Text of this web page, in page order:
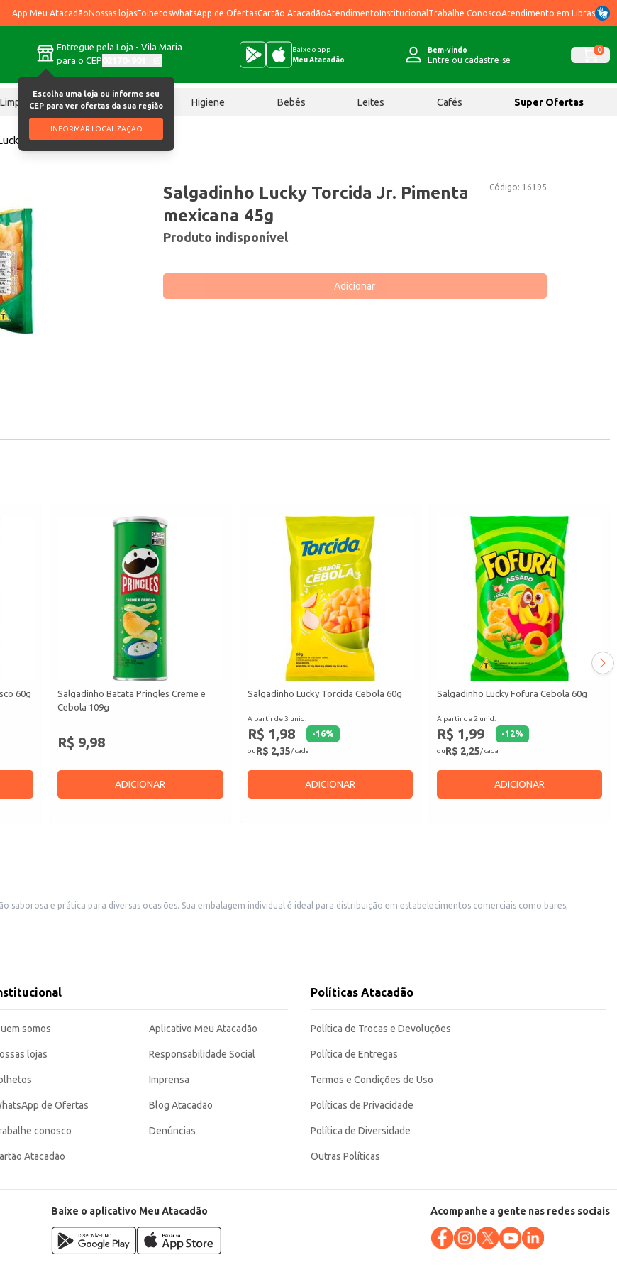
App Meu AtacadãoNossas lojasFolhetosWhatsApp de OfertasCartão AtacadãoAtendimentoInstitucional Trabalhe ConoscoAtendimento em Libras
Entregue pela Loja - Vila Maria
para o CEP
Escolha uma loja ou informe seu
CEP para ver ofertas da sua região
INFORMAR LOCALIZAÇÃO
Baixe o app
Meu Atacadão
Bem-vindo
Entre ou cadastre-se
0
Limpeza Chocolates Higiene Bebês Leites Cafés Super Ofertas
Torcida Jr. Pimenta mexicana 45g
Código: 16195
Salgadinho Lucky Torcida Jr. Pimenta
mexicana 45g
Produto indisponível
Adicionar
60g
Salgadinho Batata Pringles Creme e
Cebola 109g
R$ 9,98
ADICIONAR
Salgadinho Lucky Torcida Cebola 60g
A partir de 3 unid.
R$ 1,98 -16%
ouR$ 2,35/ cada
ADICIONAR
Salgadinho Lucky Fofura Cebola 60g
A partir de 2 unid.
R$ 1,99 -12%
ouR$ 2,25/ cada
ADICIONAR
é ideal para distribuição em estabelecimentos comerciais como bares,
uma experiência satisfatória ao consumidor. Sua embalagem individual garante a preservação do sabor e da
somos
lojas
de Ofertas
conosco
Atacadão
Aplicativo Meu Atacadão
Responsabilidade Social
Imprensa
Blog Atacadão
Denúncias
Políticas Atacadão
Política de Trocas e Devoluções
Política de Entregas
Termos e Condições de Uso
Políticas de Privacidade
Política de Diversidade
Outras Políticas
Baixe o aplicativo Meu Atacadão Acompanhe a gente nas redes sociais